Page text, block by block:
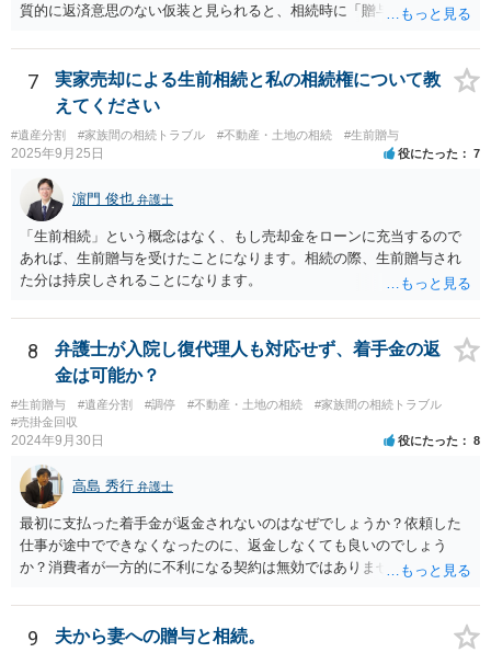
質的に返済意思のない仮装と見られると、相続時に「贈与」と評価さ
法として考えられるものとしては、 ①信託（家族信託・目的信託） 財
産を信託口に移し、受託者（信頼できる友人や専門職）に管理させ、
・生存中はあなたの生活費・介護費に優先充当 ・残余を友人や慈善団
体へ と使途を厳格に指定。相続ではなく信託帰属になるため、子の関
与を大きく排除できます。 ②遺言＋生命保険の組合せ 生活資金は手元
に残し、余剰資金で受取人を友人・団体にした保険を活用。保険金は
相続財産とは別枠で、遺留分対策にも有効と思われます。 ③負担付死
因贈与 「介護・見守り等を条件に、死亡時に財産を渡す」契約。条件
不履行なら無効にでき、老後の安心を担保できます。 ④ 寄附予約＋解
除条件 慈善団体への寄附を予約しつつ、資金不足時は解除できる条項
を設定。 などがあり得るかと思われます。
7
実家売却による生前相続と私の相続権について教
えてください
#遺産分割 #家族間の相続トラブル #不動産・土地の相続 #生前贈与
2025年9月25日 役にたった 7
濵門 俊也 弁護士
「生前相続」という概念はなく、もし売却金をローンに充当するので
あれば、生前贈与を受けたことになります。相続の際、生前贈与され
た分は持戻しされることになります。
8
弁護士が入院し復代理人も対応せず、着手金の返
金は可能か？
#生前贈与 #遺産分割 #調停 #不動産・土地の相続
#家族間の相続トラブル
#売掛金回収
2024年9月30日 役にたった 8
高島 秀行 弁護士
最初に支払った着手金が返金されないのはなぜでしょうか？依頼した
仕事が途中でできなくなったのに、返金しなくても良いのでしょう
か？消費者が一方的に不利になる契約は無効ではありませんか？
務があると思います。 倒れた弁護士が所属する弁護士会に相談さ
れた方がよいと思います。 倒れた弁護士は脳梗塞で倒れたようで
すが、 判断能力があり、復代理を倒れた弁護士の判断で復代理を
9 夫から妻への贈与と相続。